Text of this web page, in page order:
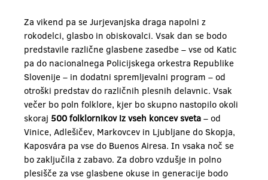
Za vikend pa se Jurjevanjska draga napolni z
rokodelci, glasbo in obiskovalci. Vsak dan se bodo
predstavile različne glasbene zasedbe – vse od Katic
pa do nacionalnega Policijskega orkestra Republike
Slovenije – in dodatni spremljevalni program – od
otroški predstav do različnih plesnih delavnic. Vsak
večer bo poln folklore, kjer bo skupno nastopilo okoli
skoraj 500 folklornikov iz vseh koncev sveta – od
Vinice, Adlešičev, Markovcev in Ljubljane do Skopja,
Kaposvára pa vse do Buenos Airesa. In vsaka noč se
bo zaključila z zabavo. Za dobro vzdušje in polno
plesišče za vse glasbene okuse in generacije bodo